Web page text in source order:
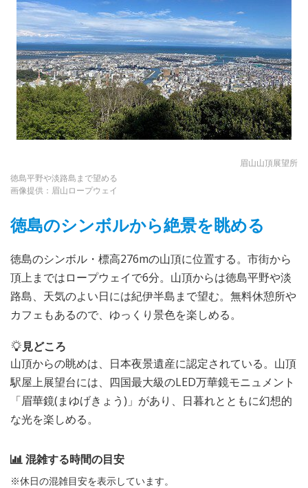
眉山山頂展望所
徳島平野や淡路島まで望める
画像提供：眉山ロープウェイ
徳島のシンボルから絶景を眺める
徳島のシンボル・標高276mの山頂に位置する。市街から
頂上まではロープウェイで6分。山頂からは徳島平野や淡
路島、天気のよい日には紀伊半島まで望む。無料休憩所や
カフェもあるので、ゆっくり景色を楽しめる。
見どころ
山頂からの眺めは、日本夜景遺産に認定されている。山頂
駅屋上展望台には、四国最大級のLED万華鏡モニュメント
「眉華鏡(まゆげきょう)」があり、日暮れとともに幻想的
な光を楽しめる。
混雑する時間の目安
※休日の混雑目安を表示しています。